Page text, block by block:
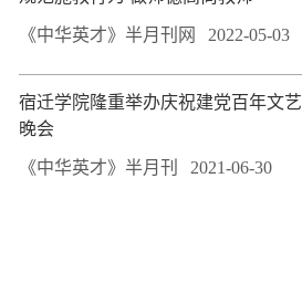
《中华英才》半月刊网 2022-05-03
宿迁学院隆重举办庆祝建党百年文艺
晚会
《中华英才》半月刊 2021-06-30